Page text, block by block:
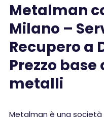
Metalman
Milano –
Recupero a
Prezzo
metalli
Metalman è una società